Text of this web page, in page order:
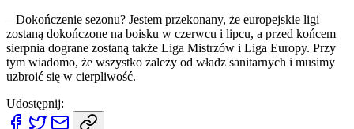
– Dokończenie sezonu? Jestem przekonany, że europejskie ligi
zostaną dokończone na boisku w czerwcu i lipcu, a przed końcem
sierpnia dograne zostaną także Liga Mistrzów i Liga Europy. Przy
tym wiadomo, że wszystko zależy od władz sanitarnych i musimy
uzbroić się w cierpliwość.
Udostępnij: